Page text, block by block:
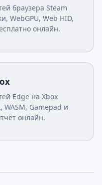
браузера Steam
WebGPU, Web HID,
онлайн.
Edge на Xbox
WASM, Gamepad и
онлайн.